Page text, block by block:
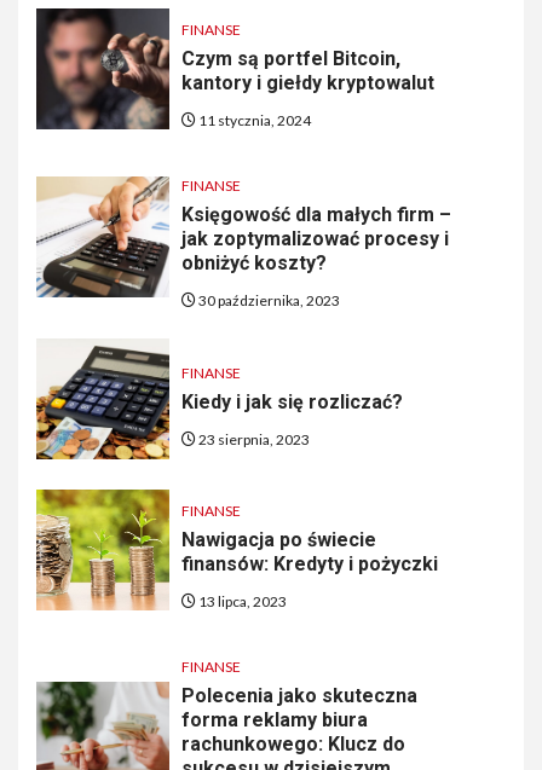
FINANSE
Czym są portfel Bitcoin,
kantory i giełdy kryptowalut
11 stycznia, 2024
FINANSE
Księgowość dla małych firm –
jak zoptymalizować procesy i
obniżyć koszty?
30 października, 2023
FINANSE
Kiedy i jak się rozliczać?
23 sierpnia, 2023
FINANSE
Nawigacja po świecie
finansów: Kredyty i pożyczki
13 lipca, 2023
FINANSE
Polecenia jako skuteczna
forma reklamy biura
rachunkowego: Klucz do